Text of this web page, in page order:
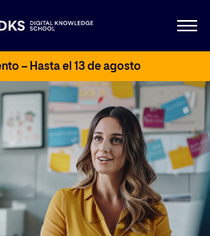
– Hasta el 13 de agosto